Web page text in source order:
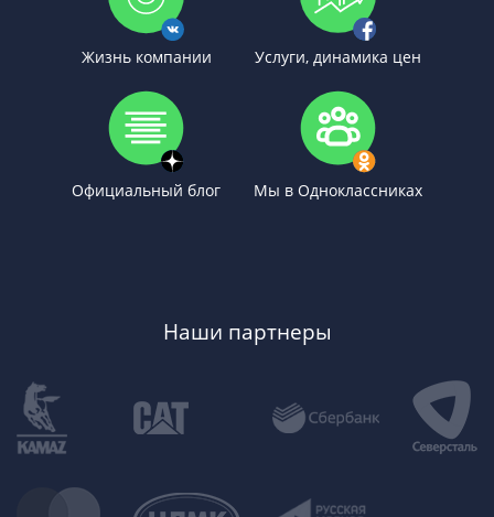
Жизнь компании Услуги, динамика цен
Официальный блог Мы в Одноклассниках
Наши партнеры